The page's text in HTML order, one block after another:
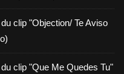
clip "Objection/ Te Aviso
clip "Que Me Quedes Tu"